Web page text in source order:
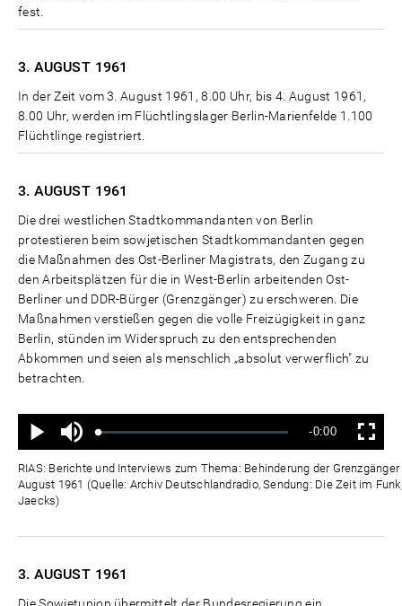
fest.
3. AUGUST 1961
In der Zeit vom 3. August 1961, 8.00 Uhr, bis 4. August 1961,
8.00 Uhr, werden im Flüchtlingslager Berlin-Marienfelde 1.100
Flüchtlinge registriert.
3. AUGUST 1961
Die drei westlichen Stadtkommandanten von Berlin
protestieren beim sowjetischen Stadtkommandanten gegen
die Maßnahmen des Ost-Berliner Magistrats, den Zugang zu
den Arbeitsplätzen für die in West-Berlin arbeitenden Ost-
Berliner und DDR-Bürger (Grenzgänger) zu erschweren. Die
Maßnahmen verstießen gegen die volle Freizügigkeit in ganz
Berlin, stünden im Widerspruch zu den entsprechenden
Abkommen und seien als menschlich „absolut verwerflich" zu
betrachten.
Wiedergabe
Ton
aus
Geladen:
Status:
Verbleibende
Zeit
-0:00 Vollbild
RIAS: Berichte und Interviews zum Thema: Behinderung der
August 1961 (Quelle: Archiv Deutschlandradio, Sendung: Die Zeit im
Jaecks)
3. AUGUST 1961